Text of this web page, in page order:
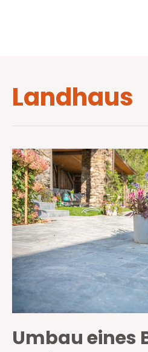
Landhaus
Umbau eines